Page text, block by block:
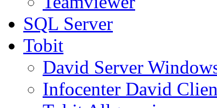
SQL Server
Tobit
David Server
Infocenter David